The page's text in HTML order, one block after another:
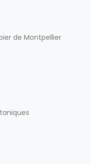
de Montpellier